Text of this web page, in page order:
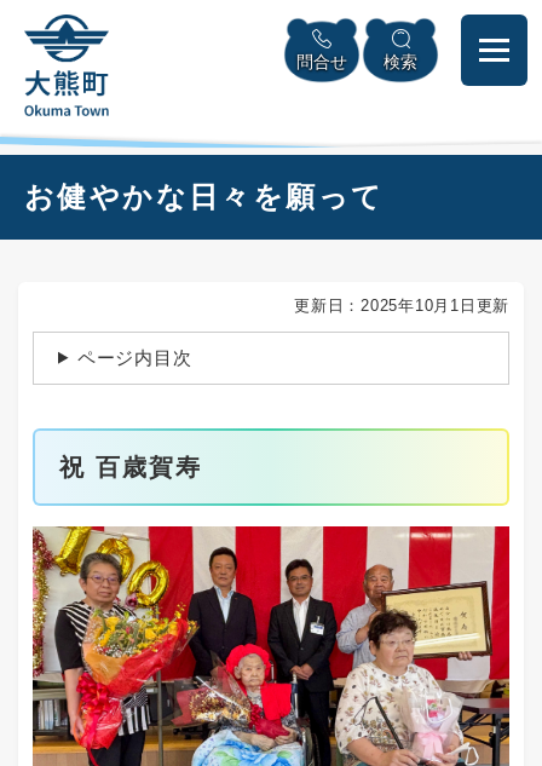
頭
メニューを飛ばして本文へ
問合せ 検索
お健やかな日々を願って
更新日：2025年10月1日更新
ページ内目次
祝 百歳賀寿